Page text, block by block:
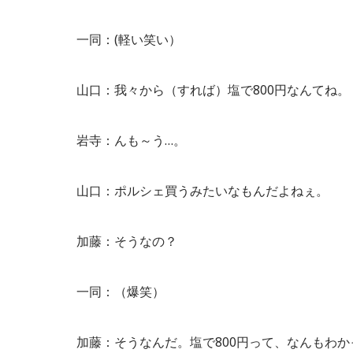
一同：(軽い笑い）
山口：我々から（すれば）塩で800円なんてね。
岩寺：んも～う…。
山口：ポルシェ買うみたいなもんだよねぇ。
加藤：そうなの？
一同：（爆笑）
加藤：そうなんだ。塩で800円って、なんもわか